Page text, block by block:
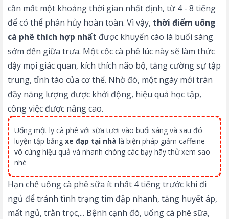
cần mất một khoảng thời gian nhất định, từ 4 - 8 tiếng
để có thể phân hủy hoàn toàn. Vì vậy, thời điểm uống
cà phê thích hợp nhất được khuyến cáo là buổi sáng
sớm đến giữa trưa. Một cốc cà phê lúc này sẽ làm thức
dậy mọi giác quan, kích thích não bộ, tăng cường sự tập
trung, tỉnh táo của cơ thể. Nhờ đó, một ngày mới tràn
đầy năng lượng được khởi động, hiệu quả học tập,
công việc được nâng cao.
Uống một ly cà phê với sữa tươi vào buổi sáng và sau đó
luyện tập bằng xe đạp tại nhà là biện pháp giảm caffeine
vô cùng hiệu quả và nhanh chóng các bạy hãy thử xem sao
nhé
Hạn chế uống cà phê sữa ít nhất 4 tiếng trước khi đi
ngủ để tránh tình trạng tim đập nhanh, tăng huyết áp,
mất ngủ, trằn trọc,... Bệnh cạnh đó, uống cà phê sữa,